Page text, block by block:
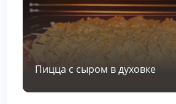
Пицца с сыром в духовке